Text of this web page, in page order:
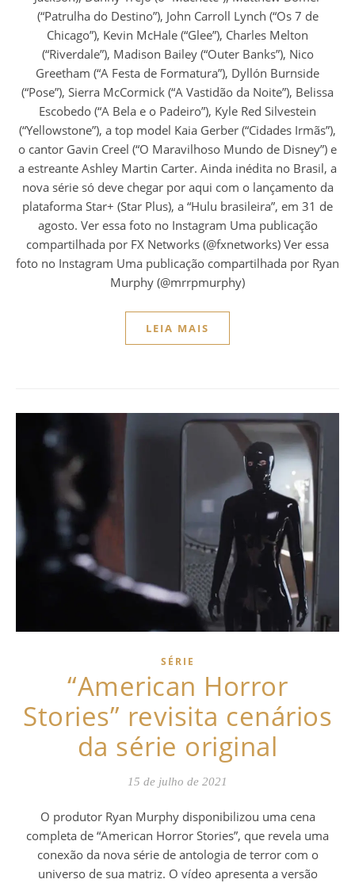
(“Patrulha do Destino”), John Carroll Lynch (“Os 7 de
Chicago”), Kevin McHale (“Glee”), Charles Melton
(“Riverdale”), Madison Bailey (“Outer Banks”), Nico
Greetham (“A Festa de Formatura”), Dyllón Burnside
(“Pose”), Sierra McCormick (“A Vastidão da Noite”), Belissa
Escobedo (“A Bela e o Padeiro”), Kyle Red Silvestein
(“Yellowstone”), a top model Kaia Gerber (“Cidades Irmãs”),
o cantor Gavin Creel (“O Maravilhoso Mundo de Disney”) e
a estreante Ashley Martin Carter. Ainda inédita no Brasil, a
nova série só deve chegar por aqui com o lançamento da
plataforma Star+ (Star Plus), a “Hulu brasileira”, em 31 de
agosto. Ver essa foto no Instagram Uma publicação
compartilhada por FX Networks (@fxnetworks) Ver essa
foto no Instagram Uma publicação compartilhada por Ryan
Murphy (@mrrpmurphy)
LEIA MAIS
SÉRIE
“American Horror
Stories” revisita cenários
da série original
15 de julho de 2021
O produtor Ryan Murphy disponibilizou uma cena
completa de “American Horror Stories”, que revela uma
conexão da nova série de antologia de terror com o
universo de sua matriz. O vídeo apresenta a versão